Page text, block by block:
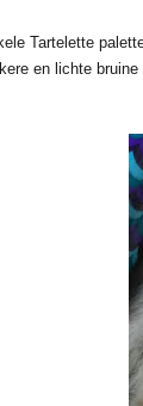
Tartelette
en lichte